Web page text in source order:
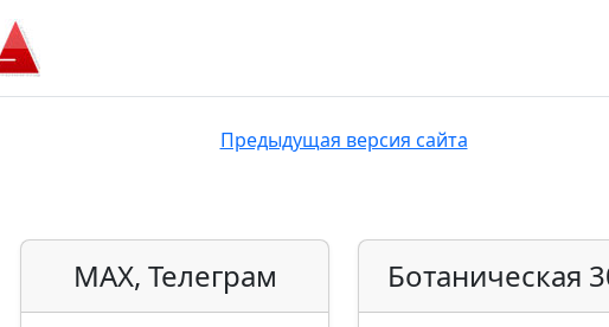
Предыдущая версия сайта
MAX, Телеграм Ботаническая